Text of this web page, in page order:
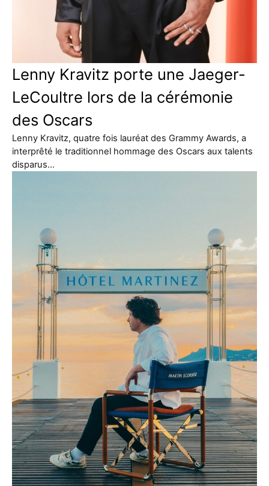
Lenny Kravitz porte une Jaeger-
LeCoultre lors de la cérémonie
des Oscars
Lenny Kravitz, quatre fois lauréat des Grammy Awards, a
interprêté le traditionnel hommage des Oscars aux talents
disparus…